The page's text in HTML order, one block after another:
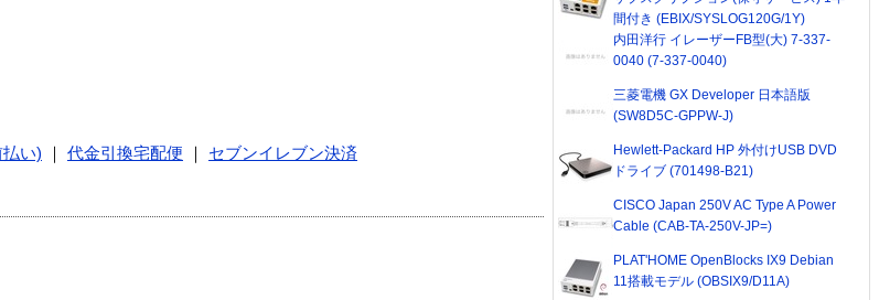
い) 代金引換宅配便
セブンイレブン決済
間付き (EBIX/SYSLOG120G/1Y)
内田洋行 イレーザーFB型(大) 7-337-
0040 (7-337-0040)
三菱電機 GX Developer 日本語版
(SW8D5C-GPPW-J)
Hewlett-Packard HP 外付けUSB DVD
ドライブ (701498-B21)
CISCO Japan 250V AC Type A Power
Cable (CAB-TA-250V-JP=)
PLAT'HOME OpenBlocks IX9 Debian
11搭載モデル (OBSIX9/D11A)